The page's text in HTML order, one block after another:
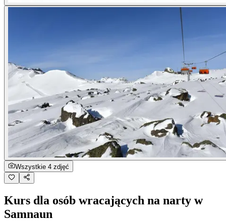
Wszystkie 4 zdjęć
Kurs dla osób wracających na narty w
Samnaun